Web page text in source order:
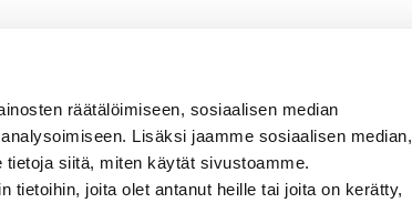
räätälöimiseen, sosiaalisen median
Lisäksi jaamme sosiaalisen median,
siitä, miten käytät sivustoamme.
tietoihin, joita olet antanut heille tai joita on kerätty,